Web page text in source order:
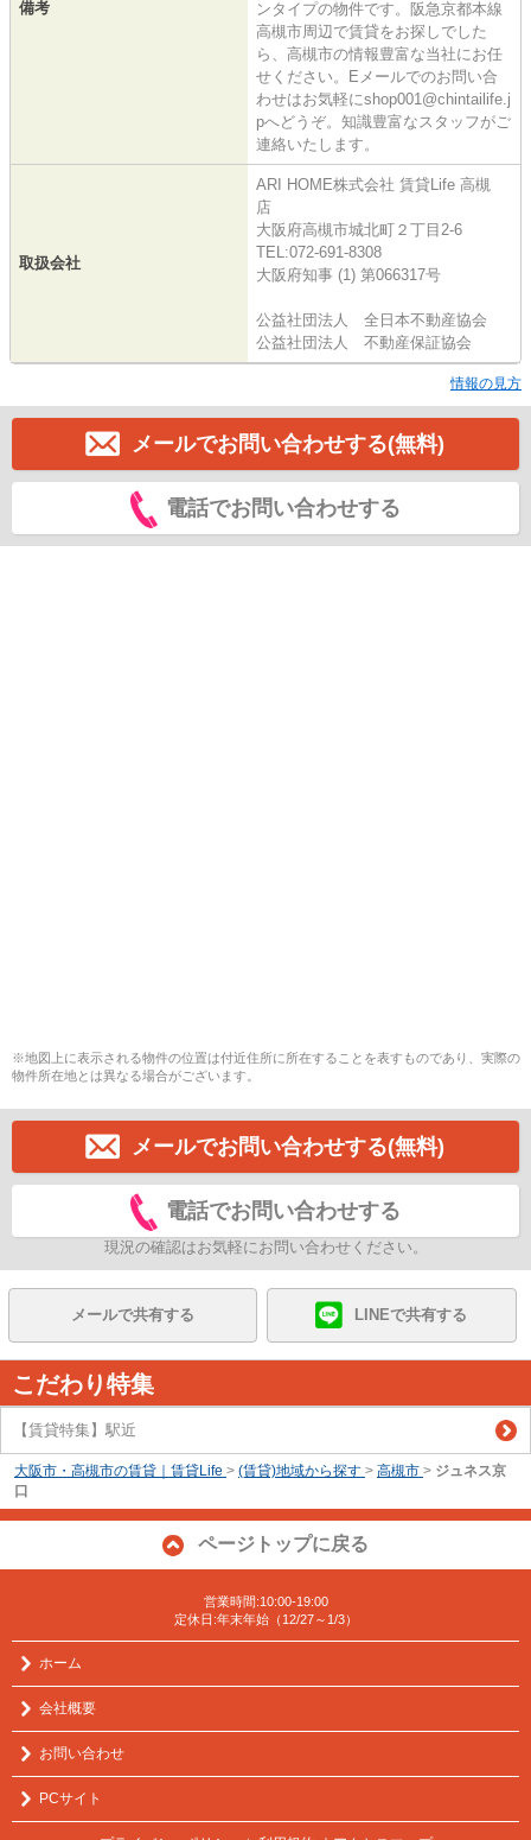
備考
ンタイプの物件です。阪急京都本線
高槻市周辺で賃貸をお探しでした
ら、高槻市の情報豊富な当社にお任
せください。Eメールでのお問い合
わせはお気軽にshop001@chintailife.j
pへどうぞ。知識豊富なスタッフがご
連絡いたします。
取扱会社
ARI HOME株式会社 賃貸Life 高槻
店
大阪府高槻市城北町２丁目2-6
TEL:072-691-8308
大阪府知事 (1) 第066317号
公益社団法人 全日本不動産協会
公益社団法人 不動産保証協会
情報の見方
メールでお問い合わせする(無料)
電話でお問い合わせする
※地図上に表示される物件の位置は付近住所に所在することを表すものであり、実際の
物件所在地とは異なる場合がございます。
メールでお問い合わせする(無料)
電話でお問い合わせする
現況の確認はお気軽にお問い合わせください。
メールで共有する LINEで共有する
こだわり特集
【賃貸特集】駅近
大阪市・高槻市の賃貸｜賃貸Life > (賃貸)地域から探す > 高槻市 > ジュネス京
口
ページトップに戻る
営業時間:10:00-19:00
定休日:年末年始（12/27～1/3）
ホーム
会社概要
お問い合わせ
PCサイト